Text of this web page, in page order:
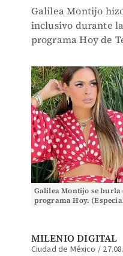
Galilea Montijo
inclusivo durante
programa Hoy de
Galilea Montijo se
programa Hoy.
MILENIO DIGITAL
Ciudad de México /